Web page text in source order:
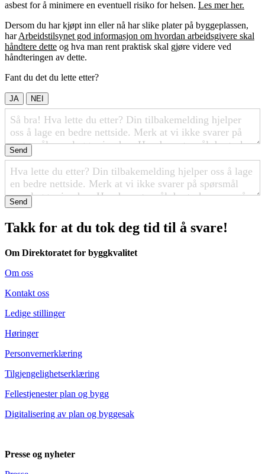
asbest for å minimere en eventuell risiko for helsen. Les mer her.
Dersom du har kjøpt inn eller nå har slike plater på byggeplassen,
harArbeidstilsynet god informasjon om hvordan arbeidsgivere skal
håndtere dette og hva man rent praktisk skal gjøre videre ved
håndteringen av dette.
Fant du det du lette etter?
JA NEI
Send
Send
Takk for at du tok deg tid til å svare!
Om Direktoratet for byggkvalitet
Om oss
Kontakt oss
Ledige stillinger
Høringer
Personvernerklæring
Tilgjengelighetserklæring
Fellestjenester plan og bygg
Digitalisering av plan og byggesak
Presse og nyheter